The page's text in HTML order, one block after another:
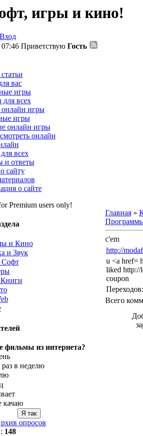
игры и кино!
Вход
Приветствую Гость
вас
игры
всех
игры
игры
онлайн игры
онлайн
всех
и ответы
сайту
о сайте
Premium users only!
и Кино
и Звук
Книги
фильмы из интернета?
раз в неделю
качаю
опросов
148
Главная»
c'em
http://
u <a href=
liked http://
coupon
Переходов
Всего